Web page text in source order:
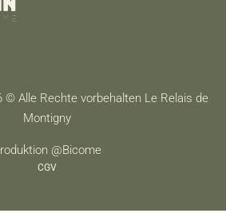
Alle Rechte vorbehalten Le Relais de
Montigny
@Bicome
CGV